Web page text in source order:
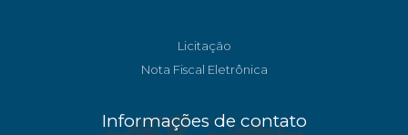
Licitação
Nota Fiscal Eletrônica
Informações de contato